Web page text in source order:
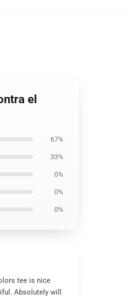
el
67%
33%
0%
0%
0%
tee is nice
Absolutely will